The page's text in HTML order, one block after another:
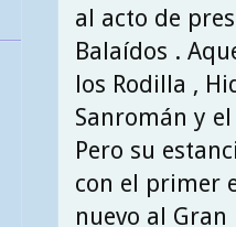
al acto de
Balaídos .
los Rodilla ,
Sanromán y
Pero su
con el primer
nuevo al